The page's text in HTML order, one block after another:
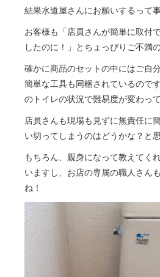
結果水道屋さんにお願いするって事
お客様も「店員さんが簡単に取付
したのに！」とちょっぴりご不満
確かに商品のセットの中にはご自
簡単な工具も同梱されているので
のトイレの状況で難易度が変わっ
店員さんも現場も見ずに無責任に
い切ってしまうのはどうかな？と
もちろん、親身になって教えてく
いますし、お店の専属の職人さん
ね！